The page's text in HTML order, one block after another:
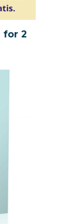
for 2